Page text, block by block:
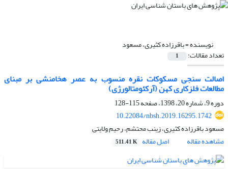
نویسنده =باقرزاده کثیری، مسعود
تعداد مقالات: 1
اصالت سنجی مسکوکات نقره منسوب به عصر هخامنشی بر مبنای
مطالعات فلزکاری کهن (آرکئومتالورژی)
دوره 9، شماره 20، 1398، صفحه
115-128
10.22084/nbsh.2019.16295.1742
مسعود باقرزاده کثیری، زینب محتشم، رحیم ولایتی
مشاهده مقاله
اصل مقاله 511.41 K